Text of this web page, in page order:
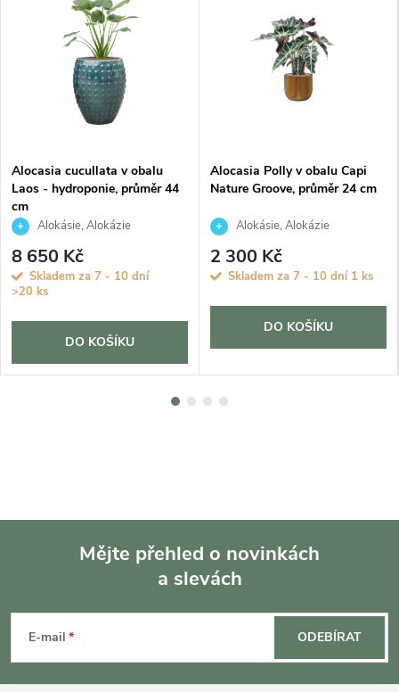
Alocasia cucullata v obalu
Laos - hydroponie, průměr 44
cm
Alokásie, Alokázie
8 650 Kč
Skladem za 7 - 10 dní
>20 ks
DO KOŠÍKU
Alocasia Polly v obalu Capi
Nature Groove, průměr 24 cm
Alokásie, Alokázie
2 300 Kč
Skladem za 7 - 10 dní 1 ks
DO KOŠÍKU
Mějte přehled o novinkách
a slevách
E-mail ODEBÍRAT